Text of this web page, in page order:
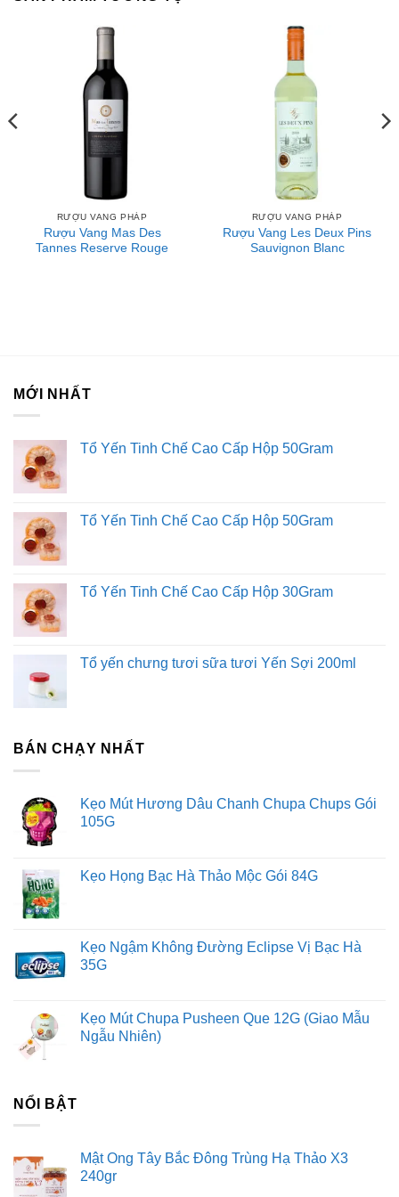
(2.996 km2) của các vườn nho, gấp ba lần diện tích vườn
nho ở Bordeaux và khu vực này đã trở thành một trung tâm
sản xuất rượu vang quan trọng trong nhiều thế kỷ. Cây nho
được cho là đã tồn tại ở miền Nam nước Pháp kể từ giai
đoạn Pliocene - trước sự tồn tại của Homo sapiens.
Những vườn nho đầu tiên của Gaul đã phát triển quanh
hai thị trấn: Béziers và Narbonne. Khí hậu Địa Trung Hải
và đất đai dồi dào với đất cát đá dày đến đất sét dày rất
phù hợp cho việc sản xuất rượu và ước tính rằng một trong
mười chai rượu vang thế giới được sản xuất trong khu vực
này trong thế kỷ 20. Mặc dù số lượng lớn này nhưng ý
"Languedoc" có thể tham khảo khu vực lịch sử cụ thể của
nước Pháp và miền Bắc Catalonia , sử dụng từ thế kỷ 20
(đặc biệt là trong bối cảnh của rượu vang) đã chủ yếu đề
cập đến phần phía bắc của vùng Languedoc-Roussillon
Région của Pháp, một khu vực mà các vùng bờ biển Địa
Trung Hải từ biên giới Pháp với Tây Ban Nha đến vùng
Provence . Khu vực này có khoảng 700.000 mẫu Anh
(2.800 km 2 ) trồng nho và là vùng sản xuất rượu lớn nhất
duy nhất trên thế giới, chịu trách nhiệm cho hơn một phần
ba tổng sản lượng rượu vang của Pháp . Năm 2001, khu
vực này sản xuất nhiều rượu vang hơn Hoa Kỳ .
Khám phá vùng rượu vang Languedoc
Roussillon
Languedoc Roussillon nổi tiếng về điều gì? Đối với những
Languedoc-Roussillon được biết đến như một vùng rượu
vang có giá trị lớn. Vậy bạn cần biết những gì?
Languedoc Roussillon nổi tiếng về điều gì? Hang động &
Cắm trại
Pyrenees
rượu vang tuyệt vời . Đối với những người đam mê rượu
vang với ngân sách tiết kiệm, Languedoc-Roussillon đang
bạn cần biết gì về The Languedoc (“LONG-eh-DOCK”) để
có được rượu vang ngon?
Julien Vaché, một người địa phương ở Languedoc-
Roussillon, phác thảo. Tìm hiểu những loại rượu vang cần
nghỉ ở xứ sở rượu vang.
RƯỢU VANG PHÁP
Rượu Vang Mas Des
Tannes Reserve Rouge
RƯỢU VANG PHÁP
Rượu Vang Les Deux Pins
Sauvignon Blanc
MỚI NHẤT
Tổ Yến Tinh Chế Cao Cấp Hộp 50Gram
Tổ Yến Tinh Chế Cao Cấp Hộp 50Gram
Tổ Yến Tinh Chế Cao Cấp Hộp 30Gram
Tổ yến chưng tươi sữa tươi Yến Sợi 200ml
BÁN CHẠY NHẤT
Kẹo Mút Hương Dâu Chanh Chupa Chups Gói
105G
Kẹo Họng Bạc Hà Thảo Mộc Gói 84G
Kẹo Ngậm Không Đường Eclipse Vị Bạc Hà
35G
Kẹo Mút Chupa Pusheen Que 12G (Giao Mẫu
Ngẫu Nhiên)
NỔI BẬT
Mật Ong Tây Bắc Đông Trùng Hạ Thảo X3
240gr